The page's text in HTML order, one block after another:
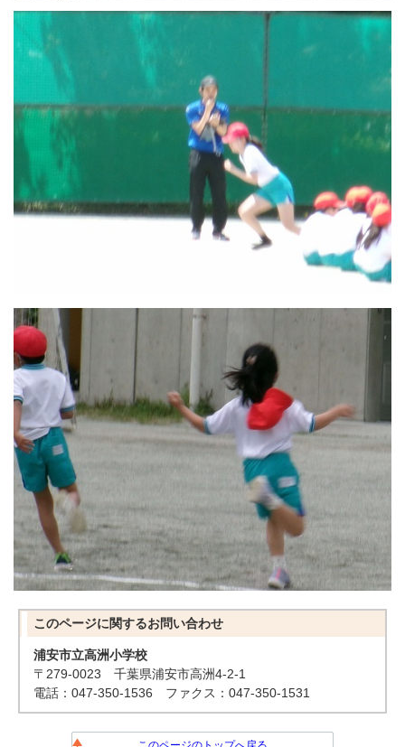
このページに関するお問い合わせ
浦安市立高洲小学校
〒279-0023 千葉県浦安市高洲4-2-1
電話：047-350-1536 ファクス：047-350-1531